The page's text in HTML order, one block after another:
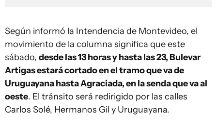
Según informó la Intendencia de Montevideo, el
movimiento de la columna significa que este
sábado, desde las 13 horas y hasta las 23, Bulevar
Artigas estará cortado en el tramo que va de
Uruguayana hasta Agraciada, en la senda que va al
oeste. El tránsito será redirigido por las calles
Carlos Solé, Hermanos Gil y Uruguayana.